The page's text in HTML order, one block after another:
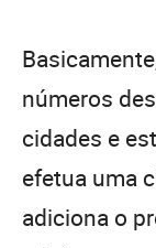
números
cidades e
efetua uma
adiciona o